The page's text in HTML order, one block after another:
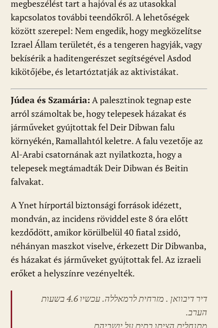
megbeszélést tart a hajóval és az utasokkal
kapcsolatos további teendőkről. A lehetőségek
között szerepel: Nem engedik, hogy megközelítse
Izrael Állam területét, és a tengeren hagyják, vagy
bekísérik a haditengerészet segítségével Asdod
kikötőjébe, és letartóztatják az aktivistákat.
Júdea és Szamária: A palesztinok tegnap este
arról számoltak be, hogy telepesek házakat és
járműveket gyújtottak fel Deir Dibwan falu
környékén, Ramallahtól keletre. A falu vezetője az
Al-Arabi csatornának azt nyilatkozta, hogy a
telepesek megtámadták Deir Dibwan és Beitin
falvakat.
A Ynet hírportál biztonsági források idézett,
mondván, az incidens röviddel este 8 óra előtt
kezdődött, amikor körülbelül 40 fiatal zsidó,
néhányan maszkot viselve, érkezett Dir Dibwanba,
és házakat és járműveket gyújtottak fel. Az izraeli
erőket a helyszínre vezényelték.
דיר דיבוואן . מזרחית לרמאללה. עכשיו 4.6 בשעות
הערב.